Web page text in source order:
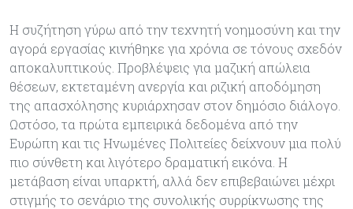
Η συζήτηση γύρω από την τεχνητή νοημοσύνη και την
αγορά εργασίας κινήθηκε για χρόνια σε τόνους σχεδόν
αποκαλυπτικούς. Προβλέψεις για μαζική απώλεια
θέσεων, εκτεταμένη ανεργία και ριζική αποδόμηση
της απασχόλησης κυριάρχησαν στον δημόσιο διάλογο.
Ωστόσο, τα πρώτα εμπειρικά δεδομένα από την
Ευρώπη και τις Ηνωμένες Πολιτείες δείχνουν μια πολύ
πιο σύνθετη και λιγότερο δραματική εικόνα. Η
μετάβαση είναι υπαρκτή, αλλά δεν επιβεβαιώνει μέχρι
στιγμής το σενάριο της συνολικής συρρίκνωσης της